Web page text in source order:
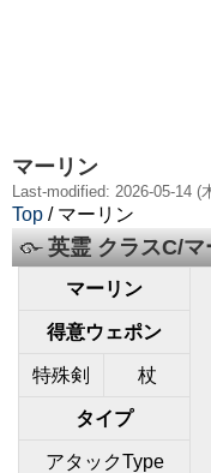
マーリン
Last-modified: 2026-05-14 (
Top / マーリン
英霊 クラスC/
マーリン
得意ウェポン
特殊剣 杖
タイプ
アタックType